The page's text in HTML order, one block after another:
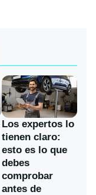
Los expertos lo
tienen claro:
esto es lo que
debes
comprobar
antes de